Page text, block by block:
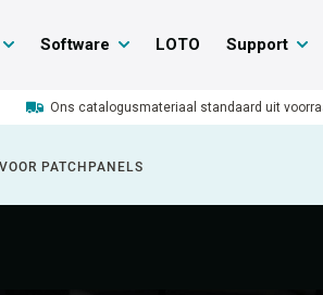
Software LOTO Support
Ons catalogusmateriaal standaard uit
PATCHPANELS